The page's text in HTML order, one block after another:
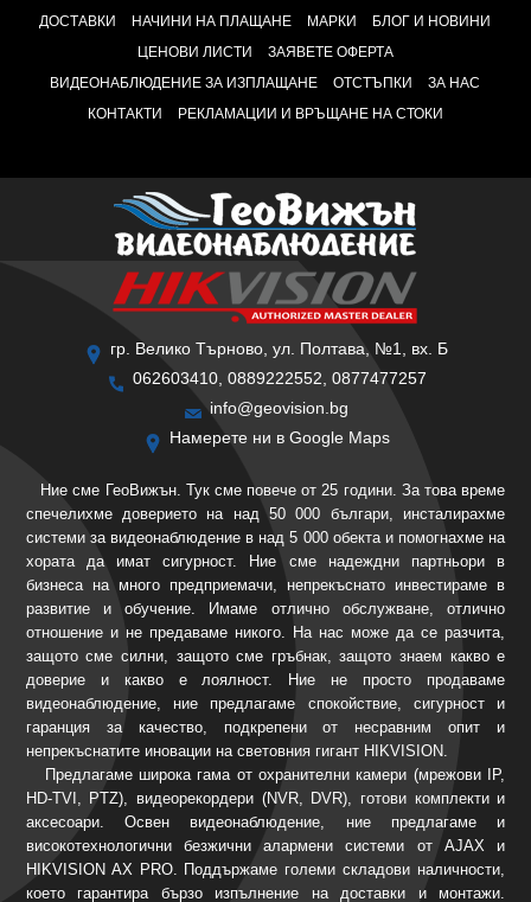
ДОСТАВКИ
НАЧИНИ НА ПЛАЩАНЕ МАРКИ
БЛОГ И НОВИНИ
ЦЕНОВИ ЛИСТИ
ЗАЯВЕТЕ ОФЕРТА
ВИДЕОНАБЛЮДЕНИЕ ЗА ИЗПЛАЩАНЕ
ОТСТЪПКИ
ЗА НАС
КОНТАКТИ
РЕКЛАМАЦИИ И ВРЪЩАНЕ НА СТОКИ
гр. Велико Търново, ул. Полтава, №1, вх. Б
062603410, 0889222552, 0877477257
info@geovision.bg
Намерете ни в Google Maps
Ние сме ГеоВижън. Тук сме повече от 25 години. За това време
спечелихме доверието на над 50 000 българи, инсталирахме
системи за видеонаблюдение в над 5 000 обекта и помогнахме на
хората да имат сигурност. Ние сме надеждни партньори в
бизнеса на много предприемачи, непрекъснато инвестираме в
развитие и обучение. Имаме отлично обслужване, отлично
отношение и не предаваме никого. На нас може да се разчита,
защото сме силни, защото сме гръбнак, защото знаем какво е
доверие и какво е лоялност. Ние не просто продаваме
видеонаблюдение, ние предлагаме спокойствие, сигурност и
гаранция за качество, подкрепени от несравним опит и
непрекъснатите иновации на световния гигант HIKVISION.
Предлагаме широка гама от охранителни камери (мрежови IP,
HD-TVI, PTZ), видеорекордери (NVR, DVR), готови комплекти и
аксесоари. Освен видеонаблюдение, ние предлагаме и
високотехнологични безжични алармени системи от AJAX и
HIKVISION AX PRO. Поддържаме големи складови наличности,
което гарантира бързо изпълнение на доставки и монтажи.